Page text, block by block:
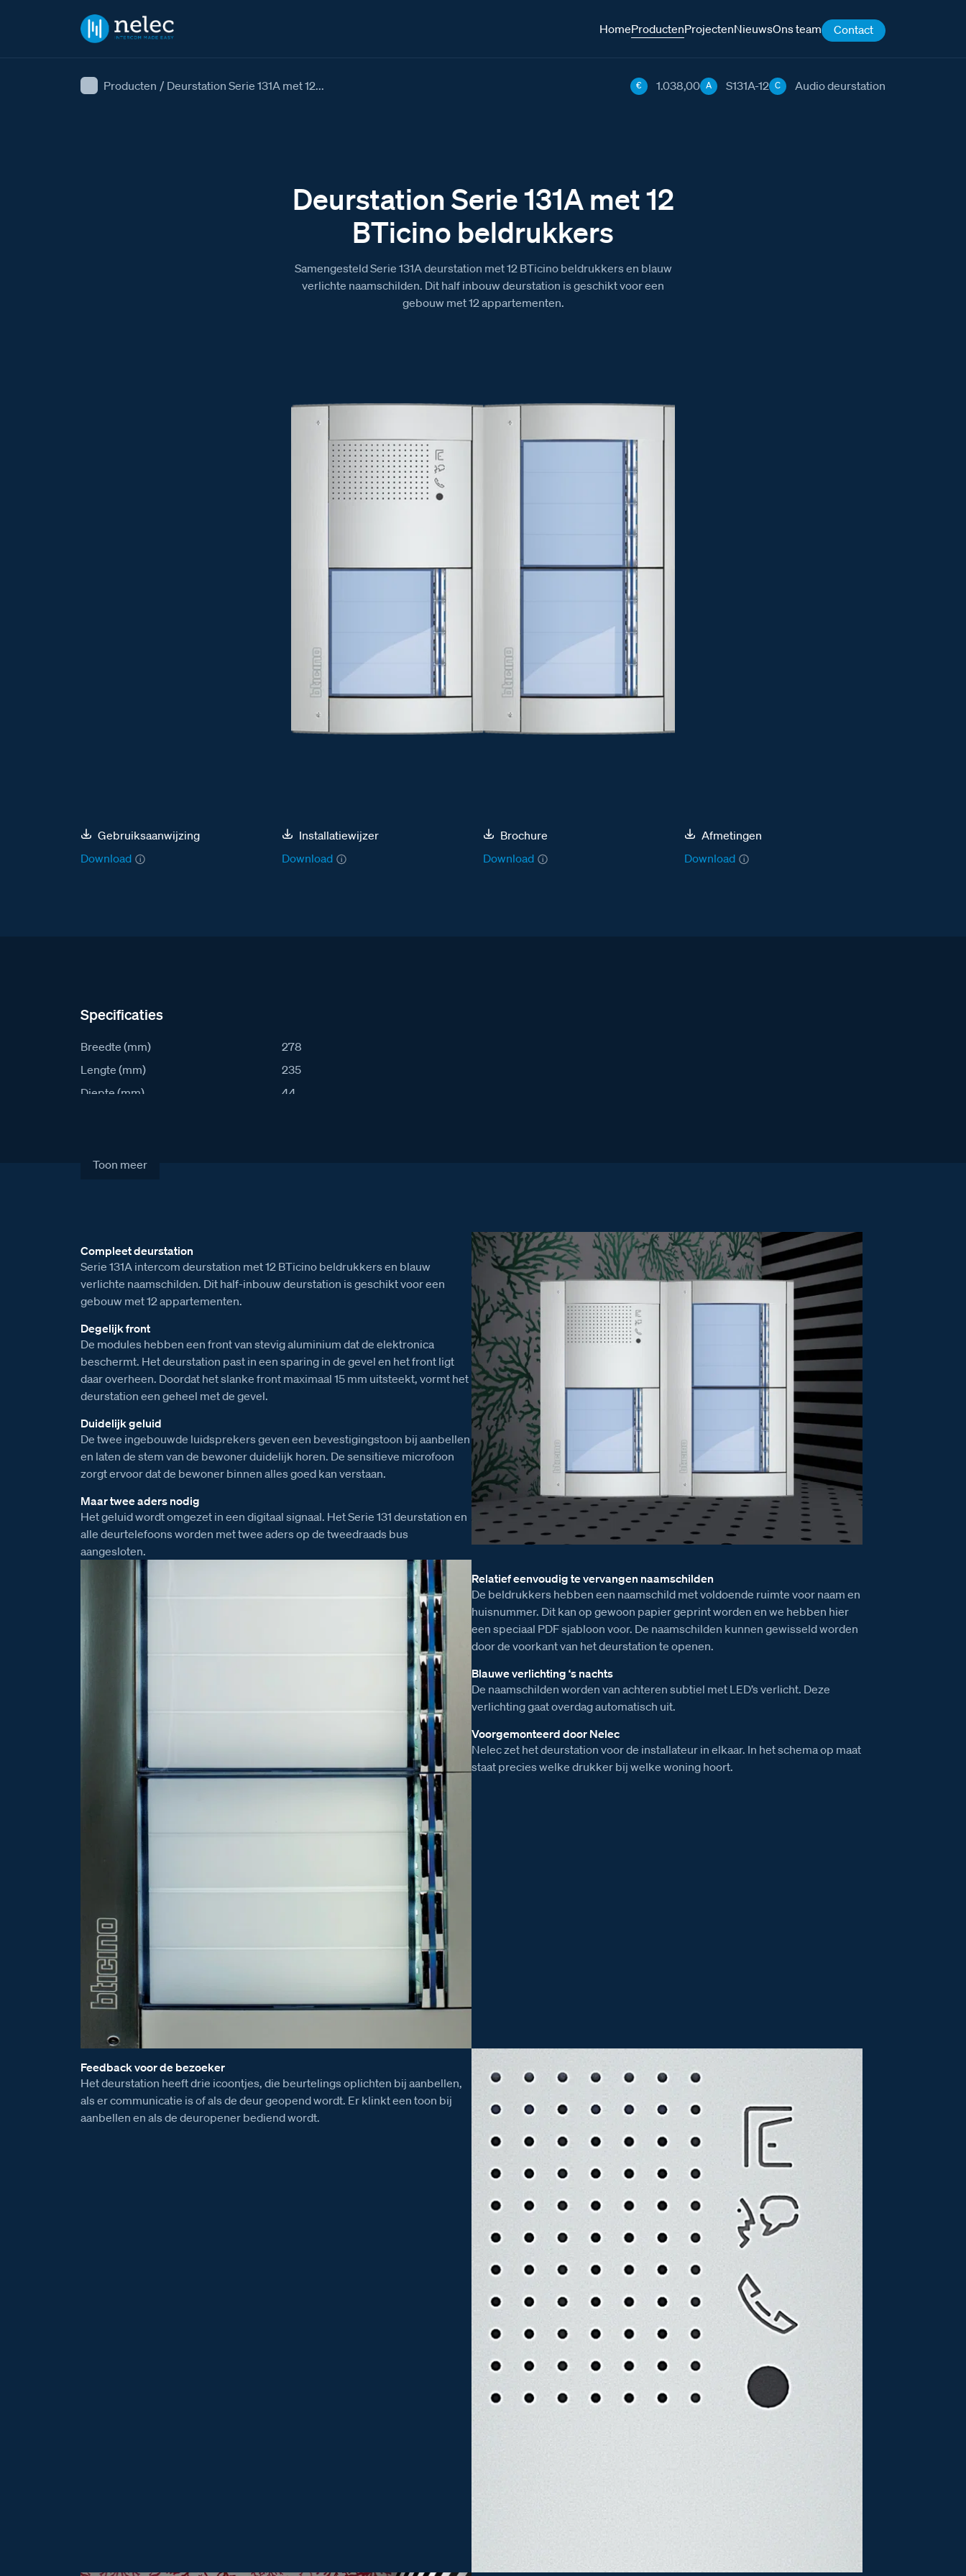
HomeProductenProjectenNieuwsOns team Contact
Producten / Deurstation Serie 131A met 12... € 1.038,00 A S131A-12 C Audio deurstation
Deurstation Serie 131A met 12
BTicino beldrukkers
Samengesteld Serie 131A deurstation met 12 BTicino beldrukkers en blauw
verlichte naamschilden. Dit half inbouw deurstation is geschikt voor een
gebouw met 12 appartementen.
Gebruiksaanwijzing
Download
Installatiewijzer
Download
Brochure
Download
Afmetingen
Download
Specificaties
Breedte (mm)
278
Lengte (mm)
235
Diepte (mm)
44
Stroomafname in rust (mA)
Toon meer
Compleet deurstation
Serie 131A intercom deurstation met 12 BTicino beldrukkers en blauw
verlichte naamschilden. Dit half-inbouw deurstation is geschikt voor een
gebouw met 12 appartementen.
Degelijk front
De modules hebben een front van stevig aluminium dat de elektronica
beschermt. Het deurstation past in een sparing in de gevel en het front ligt
daar overheen. Doordat het slanke front maximaal 15 mm uitsteekt, vormt het
deurstation een geheel met de gevel.
Duidelijk geluid
De twee ingebouwde luidsprekers geven een bevestigingstoon bij aanbellen
en laten de stem van de bewoner duidelijk horen. De sensitieve microfoon
zorgt ervoor dat de bewoner binnen alles goed kan verstaan.
Maar twee aders nodig
Het geluid wordt omgezet in een digitaal signaal. Het Serie 131 deurstation en
alle deurtelefoons worden met twee aders op de tweedraads bus
aangesloten.
Relatief eenvoudig te vervangen naamschilden
De beldrukkers hebben een naamschild met voldoende ruimte voor naam en
huisnummer. Dit kan op gewoon papier geprint worden en we hebben hier
een speciaal PDF sjabloon voor. De naamschilden kunnen gewisseld worden
door de voorkant van het deurstation te openen.
Blauwe verlichting ‘s nachts
De naamschilden worden van achteren subtiel met LED’s verlicht. Deze
verlichting gaat overdag automatisch uit.
Voorgemonteerd door Nelec
Nelec zet het deurstation voor de installateur in elkaar. In het schema op maat
staat precies welke drukker bij welke woning hoort.
Feedback voor de bezoeker
Het deurstation heeft drie icoontjes, die beurtelings oplichten bij aanbellen,
als er communicatie is of als de deur geopend wordt. Er klinkt een toon bij
aanbellen en als de deuropener bediend wordt.